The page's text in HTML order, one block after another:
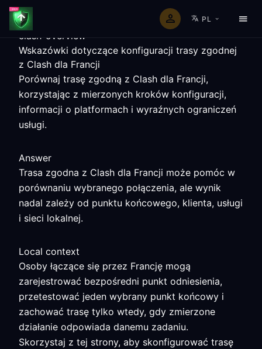
PL
clash-overview
Wskazówki dotyczące konfiguracji trasy zgodnej
z Clash dla Francji
Porównaj trasę zgodną z Clash dla Francji,
korzystając z mierzonych kroków konfiguracji,
informacji o platformach i wyraźnych ograniczeń
usługi.
Answer
Trasa zgodna z Clash dla Francji może pomóc w
porównaniu wybranego połączenia, ale wynik
nadal zależy od punktu końcowego, klienta, usługi
i sieci lokalnej.
Local context
Osoby łączące się przez Francję mogą
zarejestrować bezpośredni punkt odniesienia,
przetestować jeden wybrany punkt końcowy i
zachować trasę tylko wtedy, gdy zmierzone
działanie odpowiada danemu zadaniu.
Skorzystaj z tej strony, aby skonfigurować trasę